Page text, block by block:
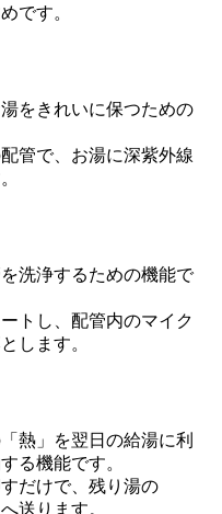
です。
をきれいに保つための
管で、お湯に深紫外線
洗浄するための機能で
トし、配管内のマイク
します。
熱」を翌日の給湯に利
る機能です。
だけで、残り湯の
送ります。